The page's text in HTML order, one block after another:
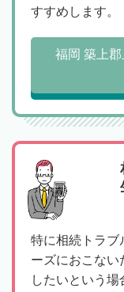
すすめします。
福岡 築上
特に相続トラブ
ーズにおこない
したいという